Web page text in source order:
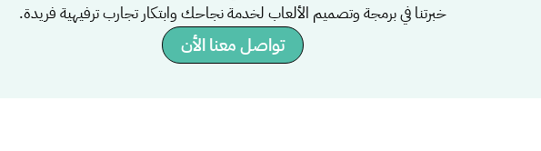
خبرتنا في برمجة وتصميم الألعاب لخدمة نجاحك وابتكار تجارب ترفيهية فريدة.
تواصل معنا الأن